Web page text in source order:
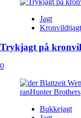
Jagt
Kronvildtjagt
Trykjagt på
0
Bukkejagt